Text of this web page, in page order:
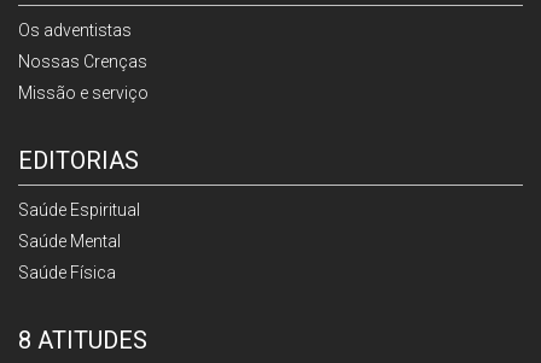
Os adventistas
Nossas Crenças
Missão e serviço
EDITORIAS
Saúde Espiritual
Saúde Mental
Saúde Física
8 ATITUDES